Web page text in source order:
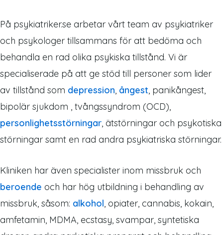
På psykiatriker.se arbetar vårt team av psykiatriker
och psykologer tillsammans för att bedöma och
behandla en rad olika psykiska tillstånd. Vi är
specialiserade på att ge stöd till personer som lider
av tillstånd som depression, ångest, panikångest,
bipolär sjukdom , tvångssyndrom (OCD),
personlighetsstörningar, ätstörningar och psykotiska
störningar samt en rad andra psykiatriska störningar.
Kliniken har även specialister inom missbruk och
beroende och har hög utbildning i behandling av
missbruk, såsom: alkohol, opiater, cannabis, kokain,
amfetamin, MDMA, ecstasy, svampar, syntetiska